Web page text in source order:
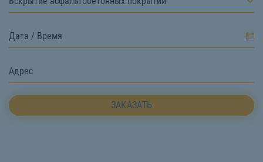
ЗАКАЗАТЬ